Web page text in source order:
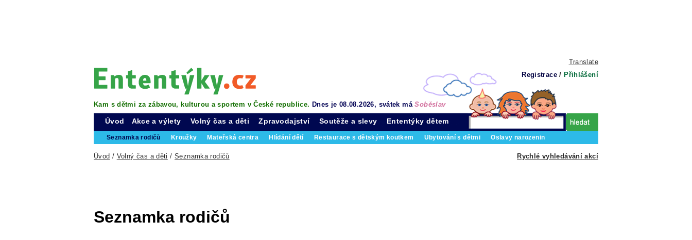
Translate
Registrace / Přihlášení
Kam s dětmi za zábavou, kulturou a sportem v České republice. Dnes je 08.08.2026, svátek máSoběslav
Úvod Akce a výlety Volný čas a děti
Seznamka rodičů Kroužky Mateřská centra Hlídání dětí Restaurace s dětským koutkem Ubytování s dětmi Oslavy narozenin
Zpravodajství Soutěže a slevy Ententýky dětem
Rychlé vyhledávání akcí
Úvod / Volný čas a děti /Seznamka rodičů
Seznamka rodičů